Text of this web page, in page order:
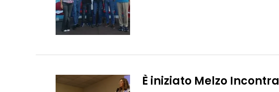
È iniziato Melzo Incontra